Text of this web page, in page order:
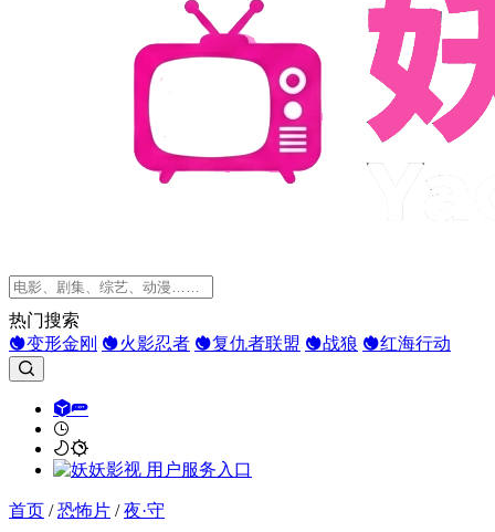
热门搜索
变形金刚
火影忍者 复仇者联盟 战狼 红海行动
首页 /恐怖片 /夜·守